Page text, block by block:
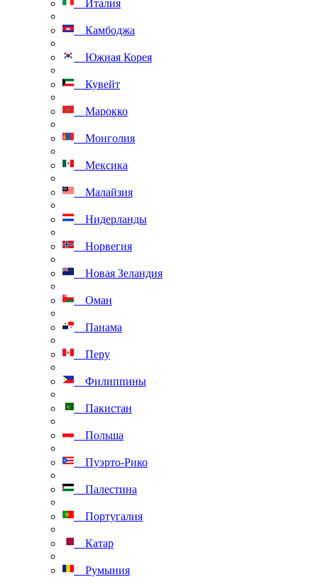
Италия
Камбоджа
Южная Корея
Кувейт
Марокко
Монголия
Мексика
Малайзия
Нидерланды
Норвегия
Новая Зеландия
Оман
Панама
Перу
Филиппины
Пакистан
Польша
Пуэрто-Рико
Палестина
Португалия
Катар
Румыния